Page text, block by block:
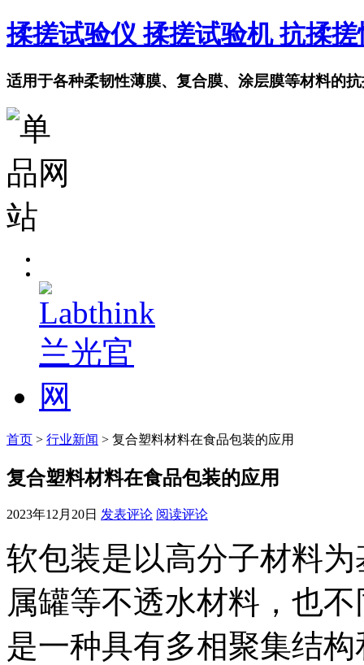
揉搓试验仪 揉搓试验机 抗揉
适用于各种柔韧性薄膜、复合膜、涂层膜等材料的
首页 > 行业新闻 > 复合塑料材料在食品包装的应用
复合塑料材料在食品包装的应用
2023年12月20日 发表评论 阅读评论
软包装是以高分子材料
属罐等不透水材料，也
是一种具有多相聚集结